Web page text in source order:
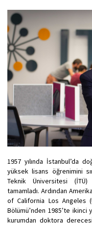
1957 yılında İstanbul’da
yüksek lisans öğrenimini
Teknik Üniversitesi (İTÜ)
tamamladı. Ardından
of California Los Angeles
Bölümü’nden 1985’te ikinci
kurumdan doktora